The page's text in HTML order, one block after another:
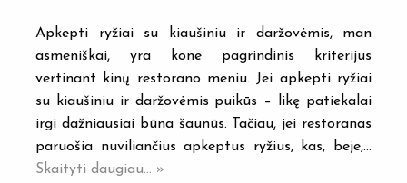
Apkepti ryžiai su kiaušiniu ir daržovėmis, man
asmeniškai, yra kone pagrindinis kriterijus
vertinant kinų restorano meniu. Jei apkepti ryžiai
su kiaušiniu ir daržovėmis puikūs – likę patiekalai
irgi dažniausiai būna šaunūs. Tačiau, jei restoranas
paruošia nuviliančius apkeptus ryžius, kas, beje,…
Skaityti daugiau... »